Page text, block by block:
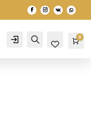
Account Search 0